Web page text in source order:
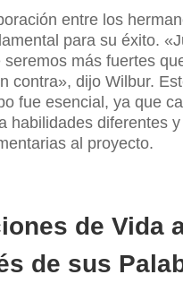
entre los
para su éxito.
seremos más fuertes
contra», dijo Wilbur.
fue esencial, ya que
habilidades diferentes y
al proyecto.
de Vida
de sus